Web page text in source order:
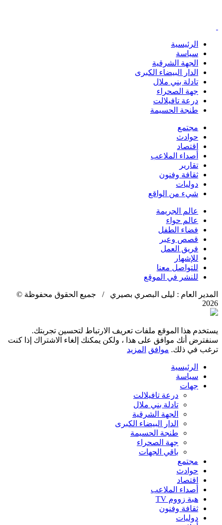
الرئيسية
سياسة
الجهة الشرقية
الدار البيضاء الكبرى
تادلة بني ملال
جهة الصحراء
درعة تافيلالت
طنجة الحسيمة
مجتمع
حوادث
اقتصاد
أصداء الملاعب
تقارير
ثقافة وفنون
دوليات
شيء من الواقع
عالم الجريمة
عالم حواء
فضاء الطفل
قصص وعبر
فريق العمل
للإشهار
للتواصل معنا
للنشر في الموقع
المدير العام : ليلى البصري بصيري / جميع الحقوق محفوظة ©
2026
يستخدم هذا الموقع ملفات تعريف الارتباط لتحسين تجربتك.
سنفترض أنك موافق على هذا ، ولكن يمكنك إلغاء الاشتراك إذا كنت
ترغب في ذلك. موافق المزيد
الرئيسية
سياسة
جهات
درعة تافيلالت
تادلة بني ملال
الجهة الشرقية
الدار البيضاء الكبرى
طنجة الحسيمة
جهة الصحراء
باقي الجهات
مجتمع
حوادث
اقتصاد
أصداء الملاعب
هبة زووم TV
ثقافة وفنون
دوليات